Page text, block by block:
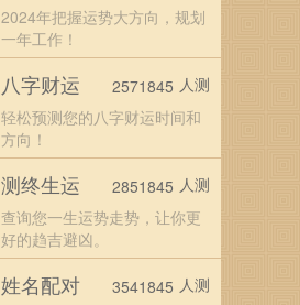
2024年把握运势大方向，规划
一年工作！
八字财运
轻松预测您的八字财运时间和
方向！
2571845 人测
测终生运
查询您一生运势走势，让你更
好的趋吉避凶。
2851845 人测
姓名配对 3541845 人测